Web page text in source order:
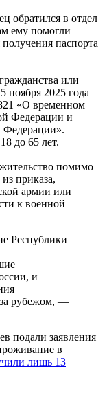
обратился в отдел
ему помогли
паспорта
или
ноября 2025 года
«О временном
Федерации и
Федерации».
до 65 лет.
помимо
приказа,
армии или
к военной
Республики
и
рубежом, —
подали заявления
в
лишь 13